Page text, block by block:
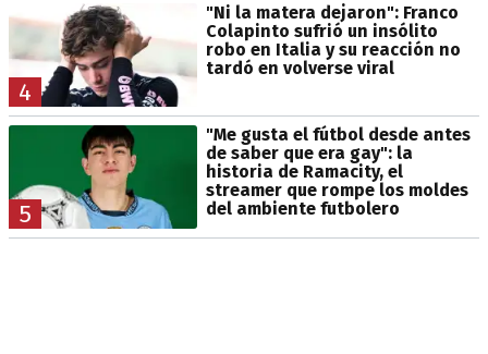
4
"Ni la matera dejaron": Franco
Colapinto sufrió un insólito
robo en Italia y su reacción no
tardó en volverse viral
5
"Me gusta el fútbol desde antes
de saber que era gay": la
historia de Ramacity, el
streamer que rompe los moldes
del ambiente futbolero